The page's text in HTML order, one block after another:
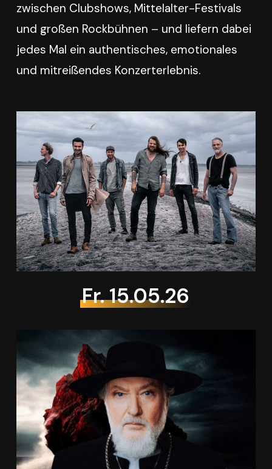
zwischen Clubshows, Mittelalter-Festivals
und großen Rockbühnen – und liefern dabei
jedes Mal ein authentisches, emotionales
und mitreißendes Konzerterlebnis.
Fr. 15.05.26